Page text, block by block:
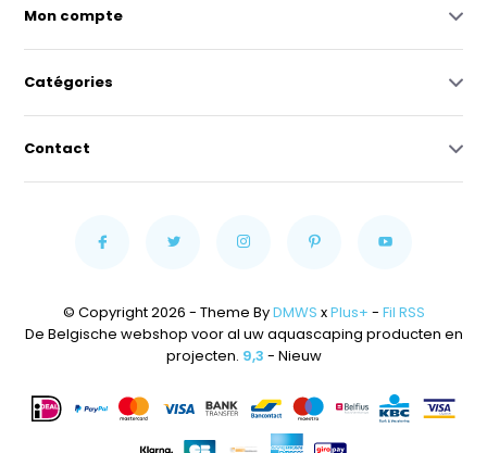
Mon compte
Catégories
Contact
© Copyright 2026 - Theme ByDMWS xPlus+ - Fil RSS
De Belgische webshop voor al uw aquascaping producten en
projecten. 9,3 - Nieuw